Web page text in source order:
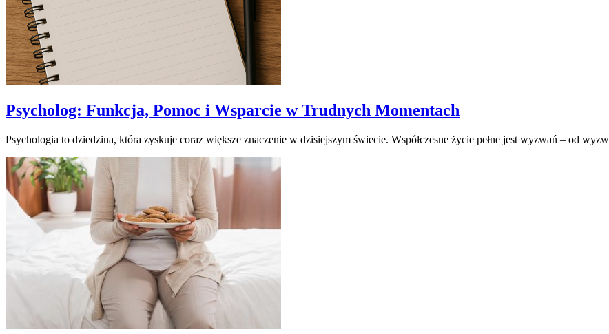
Psycholog: Funkcja, Pomoc i Wsparcie w Trudnych Momentach
Psychologia to dziedzina, która zyskuje coraz większe znaczenie w dzisiejszym świecie. Współczesne życie pełne jest wyzwań – od